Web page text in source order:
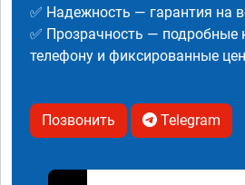
✅ Надежность — гарантия на
✅ Прозрачность — подробные
телефону и фиксированные
Позвонить Telegram